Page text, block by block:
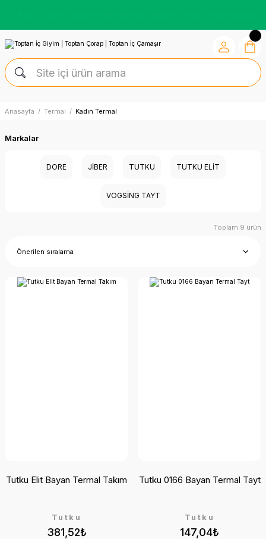
Anasayfa Termal Kadın Termal
Markalar
DORE JIBER TUTKU TUTKU ELIT
VOGSİNG TAYT
Toplam 9 ürün
381,52₺
Tutku
Tutku Elit Bayan Termal Takım
147,04₺
Tutku
Tutku 0166 Bayan Termal Tayt